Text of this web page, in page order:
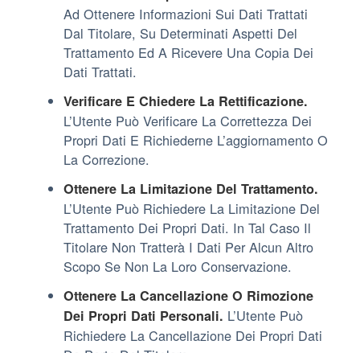
Ad Ottenere Informazioni Sui Dati Trattati
Dal Titolare, Su Determinati Aspetti Del
Trattamento Ed A Ricevere Una Copia Dei
Dati Trattati.
Verificare E Chiedere La Rettificazione.
L’Utente Può Verificare La Correttezza Dei
Propri Dati E Richiederne L’aggiornamento O
La Correzione.
Ottenere La Limitazione Del Trattamento.
L’Utente Può Richiedere La Limitazione Del
Trattamento Dei Propri Dati. In Tal Caso Il
Titolare Non Tratterà I Dati Per Alcun Altro
Scopo Se Non La Loro Conservazione.
Ottenere La Cancellazione O Rimozione
Dei Propri Dati Personali. L’Utente Può
Richiedere La Cancellazione Dei Propri Dati